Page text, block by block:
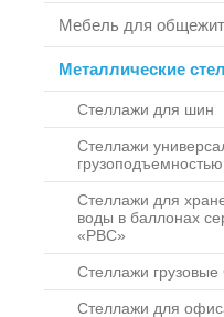
Мебель для
Металлические
Стеллажи для шин
Стеллажи
грузоподъемностью
Стеллажи для
воды в баллонах
«РВС»
Стеллажи
Стеллажи для